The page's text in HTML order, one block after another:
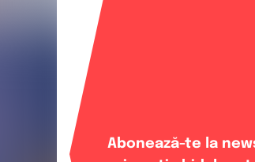
Abonează-te la